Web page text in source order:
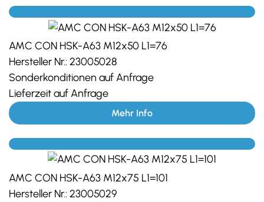
AMC CON HSK-A63 M12x50 L1=76
Hersteller Nr.: 23005028
Sonderkonditionen auf Anfrage
Lieferzeit auf Anfrage
Mehr Info
AMC CON HSK-A63 M12x75 L1=101
Hersteller Nr.: 23005029